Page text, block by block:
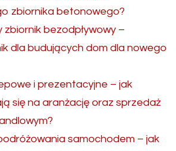
zbiornika betonowego?
zbiornik bezodpływowy –
dla budujących dom dla nowego
i prezentacyjne – jak
się na aranżację oraz sprzedaż
samochodem – jak